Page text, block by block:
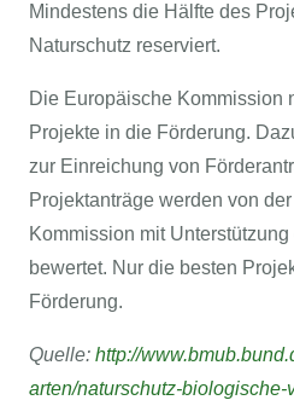
Mindestens die Hälfte des
Naturschutz reserviert.
Die Europäische Kommission
Projekte in die Förderung.
zur Einreichung von
Projektanträge werden von
Kommission mit
bewertet. Nur die besten
Förderung.
Quelle: http://
arten/naturschutz-biologische-